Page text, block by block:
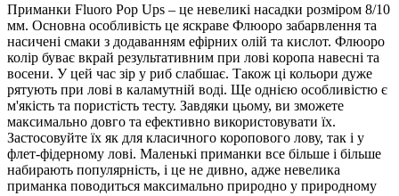
Приманки Fluoro Pop Ups – це невеликі насадки розміром 8/10
мм. Основна особливість це яскраве Флюоро забарвлення та
насичені смаки з додаванням ефірних олій та кислот. Флюоро
колір буває вкрай результативним при лові коропа навесні та
восени. У цей час зір у риб слабшає. Також ці кольори дуже
рятують при лові в каламутній воді. Ще однією особливістю є
м'якість та пористість тесту. Завдяки цьому, ви зможете
максимально довго та ефективно використовувати їх.
Застосовуйте їх як для класичного коропового лову, так і у
флет-фідерному лові. Маленькі приманки все більше і більше
набирають популярність, і це не дивно, адже невелика
приманка поводиться максимально природно у природному